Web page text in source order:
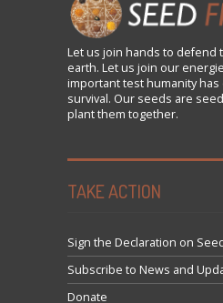
Let us join hands to defend
earth. Let us join our
important test humanity
survival. Our seeds are
plant them together.
TAKE ACTION
Sign the Declaration on
Subscribe to News and
Donate